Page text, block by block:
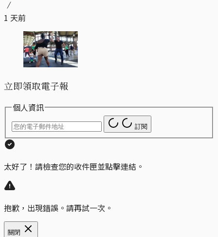
1 天前
立即領取電子報
個人資訊
訂閱
太好了！請檢查您的收件匣並點擊連結。
抱歉，出現錯誤。請再試一次。
關閉